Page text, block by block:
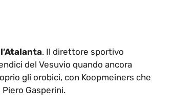
. Il direttore sportivo
del Vesuvio quando ancora
gli orobici, con Koopmeiners che
Gasperini.